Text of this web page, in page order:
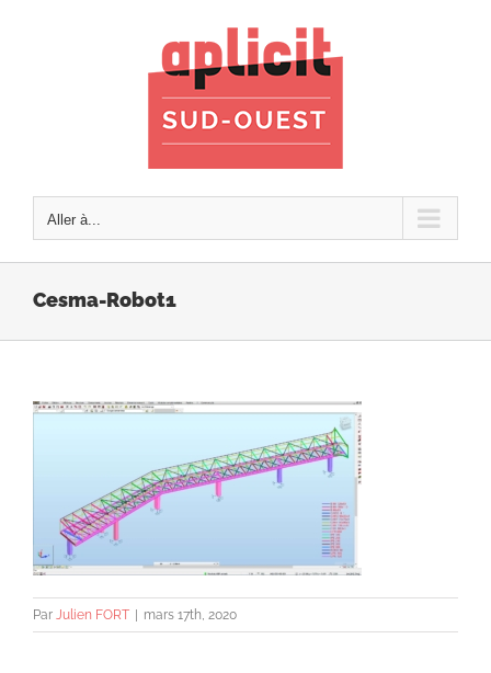
Aller à...
Cesma-Robot1
Par Julien FORT mars 17th, 2020